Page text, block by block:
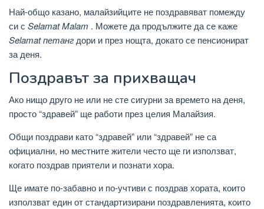
Най-общо казано, малайзийците не поздравяват помежду
си с Selamat Malam . Можете да продължите да се каже
Selamat петанг дори и през нощта, докато се пенсионират
за деня.
Поздравът за прихващач
Ако нищо друго не или не сте сигурни за времето на деня,
просто “здравей” ще работи през целия Малайзия.
Общи поздрави като “здравей” или “здравей” не са
официални, но местните жители често ще ги използват,
когато поздрав приятели и познати хора.
Ще имате по-забавно и по-учтиви с поздрав хората, които
използват един от стандартизирани поздравленията, които